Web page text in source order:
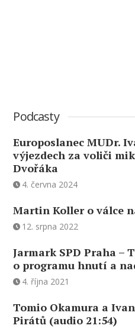
Podcasty
Europoslanec MUDr.
výjezdech za voliči
Dvořáka
4. června 2024
Martin Koller o válce
12. srpna 2022
Jarmark SPD Praha –
o programu hnutí a
4. října 2021
Tomio Okamura a
Pirátů (audio 21:54)